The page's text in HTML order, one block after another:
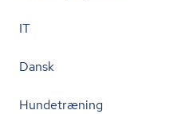
IT
Dansk
Hundetræning